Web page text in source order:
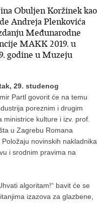
Obuljen Koržinek kao
Andreja Plenkovića
Međunarodne
MAKK 2019. u
godine u Muzeju
29. studenog
Partl govorit će na temu
poreznim i drugim
ministrice kulture i izv. prof.
u Zagrebu Romana
novinskih nakladnika
i srodnim pravima na
algoritam!“ bavit će se
izazova za glazbene,